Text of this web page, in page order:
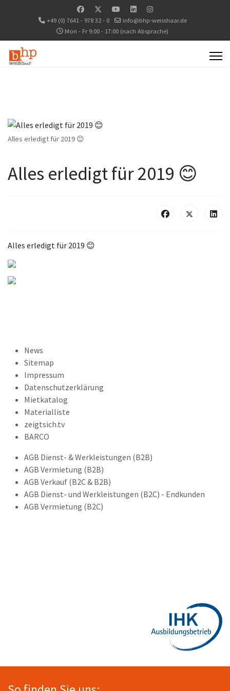
+49 (0) 7641 - 978 32 - 0
info@bhp-weisshaar.de
Mon - Fr 9:00 - 17:00 (nach Absprache)
Alles erledigt für 2019 😊
Alles erledigt für 2019 😊
Alles erledigt für 2019 😊
News
Sitemap
Impressum
Datenschutzerklärung
Mietkatalog
Materialliste
zeigtsich.tv
BARCO
AGB Dienst- & Werkleistungen (B2B)
AGB Vermietung (B2B)
AGB Verkauf (B2C & B2B)
AGB Dienst- und Werkleistungen (B2C) - Endkunden
AGB Vermietung (B2C)